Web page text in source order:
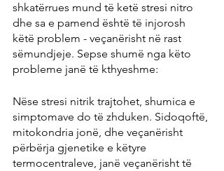
shkatërrues mund të ketë stresi nitro
dhe sa e pamend është të injorosh
këtë problem - veçanërisht në rast
sëmundjeje. Sepse shumë nga këto
probleme janë të kthyeshme:
Nëse stresi nitrik trajtohet, shumica e
simptomave do të zhduken. Sidoqoftë,
mitokondria jonë, dhe veçanërisht
përbërja gjenetike e këtyre
termocentraleve, janë veçanërisht të